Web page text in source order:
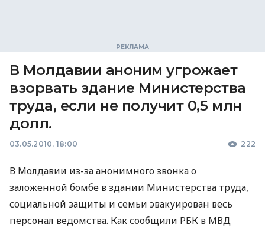
В Молдавии аноним угрожает
взорвать здание Министерства
труда, если не получит 0,5 млн
долл.
03.05.2010, 18:00 222
В Молдавии из-за анонимного звонка о
заложенной бомбе в здании Министерства труда,
социальной защиты и семьи эвакуирован весь
персонал ведомства. Как сообщили РБК в МВД